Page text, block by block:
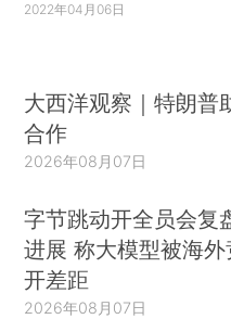
2022年04月06日
大西洋观察｜特朗普
合作
2026年08月07日
字节跳动开全员会复
进展 称大模型被海外
开差距
2026年08月07日